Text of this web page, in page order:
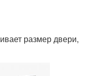
размер двери,